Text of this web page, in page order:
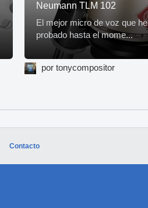
Neumann TLM 102
El mejor micro de voz que he
probado hasta el mome...
por tonycompositor
Contacto